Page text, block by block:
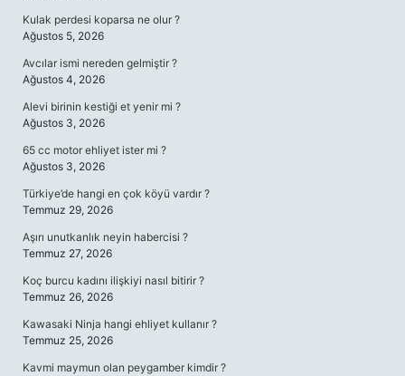
Kulak perdesi koparsa ne olur ?
Ağustos 5, 2026
Avcılar ismi nereden gelmiştir ?
Ağustos 4, 2026
Alevi birinin kestiği et yenir mi ?
Ağustos 3, 2026
65 cc motor ehliyet ister mi ?
Ağustos 3, 2026
Türkiye’de hangi en çok köyü vardır ?
Temmuz 29, 2026
Aşırı unutkanlık neyin habercisi ?
Temmuz 27, 2026
Koç burcu kadını ilişkiyi nasıl bitirir ?
Temmuz 26, 2026
Kawasaki Ninja hangi ehliyet kullanır ?
Temmuz 25, 2026
Kavmi maymun olan peygamber kimdir ?